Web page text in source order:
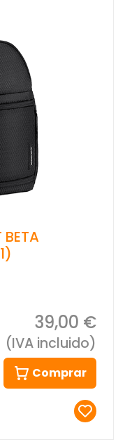
BETA
39,00 €
(IVA incluido)
Comprar